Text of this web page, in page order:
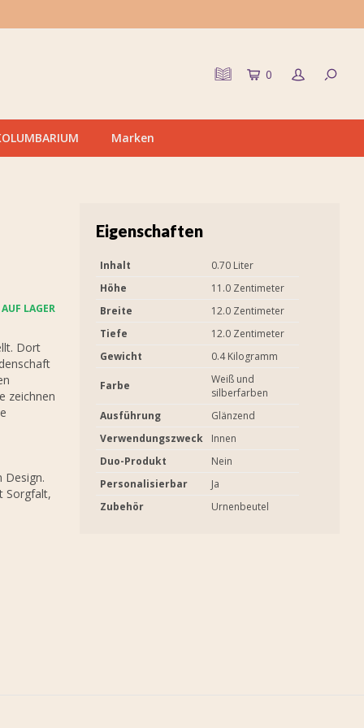
0
Marken
LAGER
Dort
zeichnen
Design.
Sorgfalt,
Eigenschaften
Inhalt
0.70 Liter
Höhe
11.0 Zentimeter
Breite
12.0 Zentimeter
Tiefe
12.0 Zentimeter
Gewicht
0.4 Kilogramm
Farbe
Weiß und
silberfarben
Ausführung
Glänzend
Verwendungszweck
Innen
Duo-Produkt
Nein
Personalisierbar
Ja
Zubehör
Urnenbeutel